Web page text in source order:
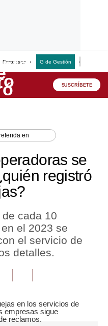
Empresas G de Gestión
SUSCRÍBETE
en
se
registró
cada 10
el 2023 se
el servicio de
detalles.